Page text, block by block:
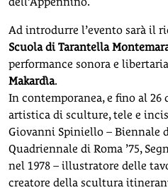
Ad introdurre l’evento sarà il
Scuola di Tarantella
performance sonora e
Makardìa.
In contemporanea, e fino al 26
artistica di sculture, tele e
Giovanni Spiniello – Biennale
Quadriennale di Roma ’75,
nel 1978 – illustratore delle
creatore della scultura